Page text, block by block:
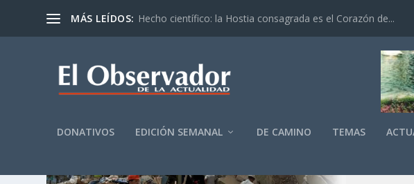
MÁS LEÍDOS: Hecho científico: la Hostia consagrada es el Corazón de...
DONATIVOS EDICIÓN SEMANAL DE CAMINO TEMAS